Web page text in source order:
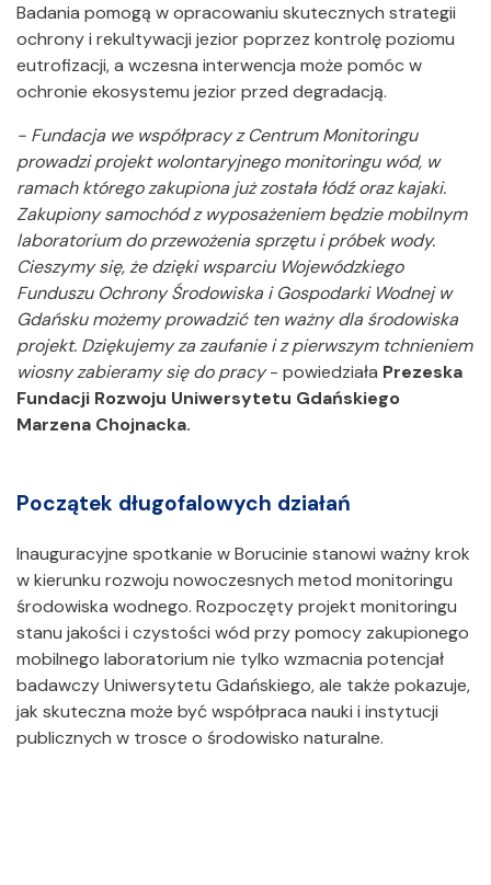
Badania pomogą w opracowaniu skutecznych strategii
ochrony i rekultywacji jezior poprzez kontrolę poziomu
eutrofizacji, a wczesna interwencja może pomóc w
ochronie ekosystemu jezior przed degradacją.
- Fundacja we współpracy z Centrum Monitoringu
prowadzi projekt wolontaryjnego monitoringu wód, w
ramach którego zakupiona już została łódź oraz kajaki.
Zakupiony samochód z wyposażeniem będzie mobilnym
laboratorium do przewożenia sprzętu i próbek wody.
Cieszymy się, że dzięki wsparciu Wojewódzkiego
Funduszu Ochrony Środowiska i Gospodarki Wodnej w
Gdańsku możemy prowadzić ten ważny dla środowiska
projekt. Dziękujemy za zaufanie i z pierwszym tchnieniem
wiosny zabieramy się do pracy- powiedziała Prezeska
Fundacji Rozwoju Uniwersytetu Gdańskiego
Marzena Chojnacka.
Początek długofalowych działań
Inauguracyjne spotkanie w Borucinie stanowi ważny krok
w kierunku rozwoju nowoczesnych metod monitoringu
środowiska wodnego. Rozpoczęty projekt monitoringu
stanu jakości i czystości wód przy pomocy zakupionego
mobilnego laboratorium nie tylko wzmacnia potencjał
badawczy Uniwersytetu Gdańskiego, ale także pokazuje,
jak skuteczna może być współpraca nauki i instytucji
publicznych w trosce o środowisko naturalne.